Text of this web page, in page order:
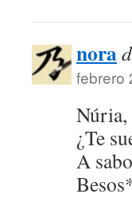
nora
febrero
Núria,
¿Te
A